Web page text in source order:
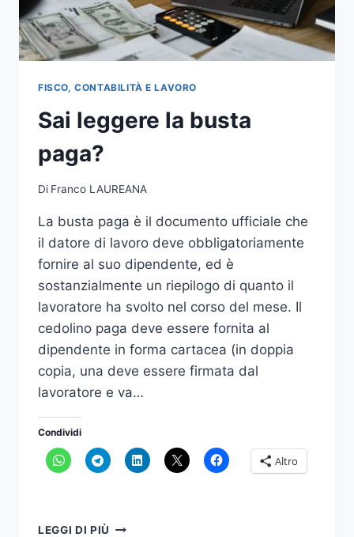
FISCO, CONTABILITÀ E LAVORO
Sai leggere la busta
paga?
Di Franco LAUREANA
La busta paga è il documento ufficiale che
il datore di lavoro deve obbligatoriamente
fornire al suo dipendente, ed è
sostanzialmente un riepilogo di quanto il
lavoratore ha svolto nel corso del mese. Il
cedolino paga deve essere fornita al
dipendente in forma cartacea (in doppia
copia, una deve essere firmata dal
lavoratore e va…
Condividi
Altro
LEGGI DI PIÙ SAI